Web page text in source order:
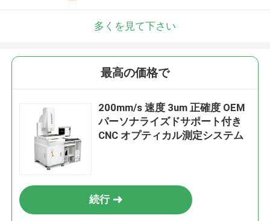
多くを見て下さい
最高の価格で
200mm/s 速度 3um 正確度 OEM
パーソナライズドサポート付き
CNC オプティカル測定システム
続行